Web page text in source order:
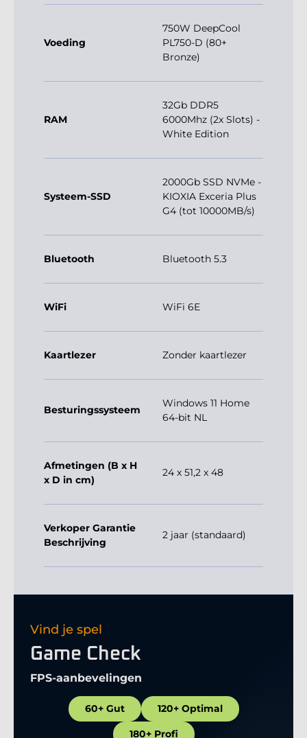
Voeding
750W DeepCool
PL750-D (80+
Bronze)
RAM
32Gb DDR5
6000Mhz (2x Slots) -
White Edition
Systeem-SSD
2000Gb SSD NVMe -
KIOXIA Exceria Plus
G4 (tot 10000MB/s)
Bluetooth Bluetooth 5.3
WiFi WiFi 6E
Kaartlezer Zonder kaartlezer
Besturingssysteem
Windows 11 Home
64-bit NL
Afmetingen (B x H
x D in cm)
24 x 51,2 x 48
Verkoper Garantie
Beschrijving
2 jaar (standaard)
Vind je spel
Game Check
FPS-aanbevelingen
60+ Gut 120+ Optimal
180+ Profi